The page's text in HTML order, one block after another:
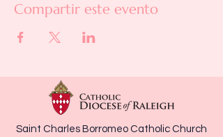
Compartir este evento
Saint Charles Borromeo Catholic Church